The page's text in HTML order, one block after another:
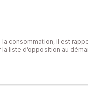
consommation, il est
liste d’opposition au